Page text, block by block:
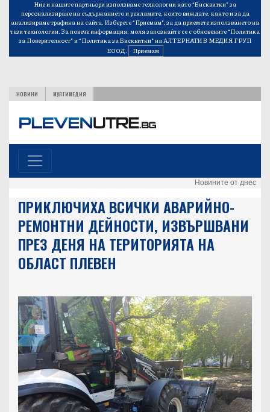
Ние и нашите партньори използваме технологии като “Бисквитки” за
персонализиране на съдържанието и рекламите, които виждате, както и за да
анализираме трафика на сайта. Изберете “Приемам”, за да приемете използването на
тези технологии. За повече информация, моля запознайте се с обновените“Политика
за Поверителност”и“Политика за Бисквитки”на АЛТЕРНАТИВ МЕДИЯ ГРУП
ЕООД.
Приемам
НОВИНИ МУЛТИМЕДИЯ
Новините от днес
ПРИКЛЮЧИХА ВСИЧКИ АВАРИЙНО-
РЕМОНТНИ ДЕЙНОСТИ, ИЗВЪРШВАНИ
ПРЕЗ ДЕНЯ НА ТЕРИТОРИЯТА НА
ОБЛАСТ ПЛЕВЕН